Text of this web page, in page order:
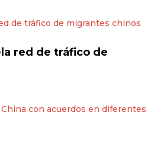
red de tráfico de